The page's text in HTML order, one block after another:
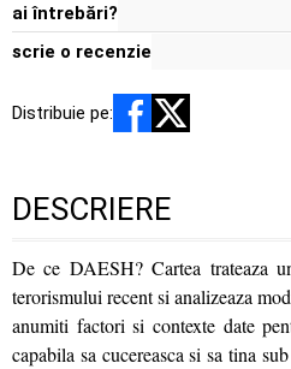
ai întrebări?
scrie o recenzie
Distribuie pe:
DESCRIERE
De ce DAESH? Cartea trateaza
terorismului recent si analizeaza
anumiti factori si contexte date
capabila sa cucereasca si sa tina